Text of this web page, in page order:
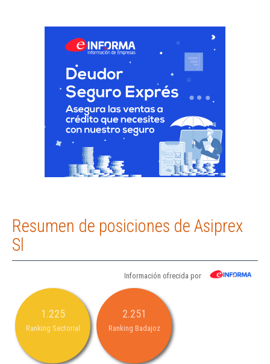
Resumen de posiciones de Asiprex
Sl
Información ofrecida por
1.225
Ranking Sectorial
2.251
Ranking Badajoz